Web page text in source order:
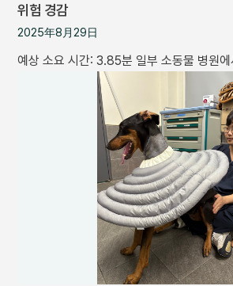
위험 경감
2025年8月29日
예상 소요 시간: 3.85분 일부 소동물 병원